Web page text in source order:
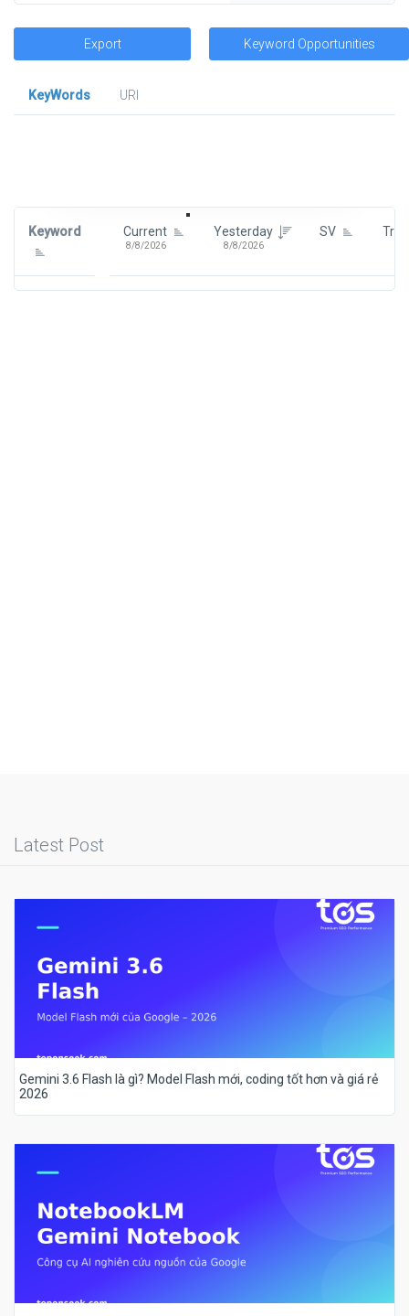
Export Keyword Opportunities
KeyWords
URl
Keyword Current
8/8/2026
Yesterday
8/8/2026
SV
Latest Post
Gemini 3.6 Flash là gì? Model Flash mới, coding tốt hơn và giá rẻ
2026